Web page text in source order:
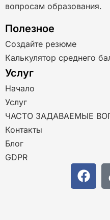
вопросам образования.
Полезное
Создайте резюме
Калькулятор среднего
Услуг
Начало
Услуг
ЧАСТО ЗАДАВАЕМЫЕ
Контакты
Блог
GDPR